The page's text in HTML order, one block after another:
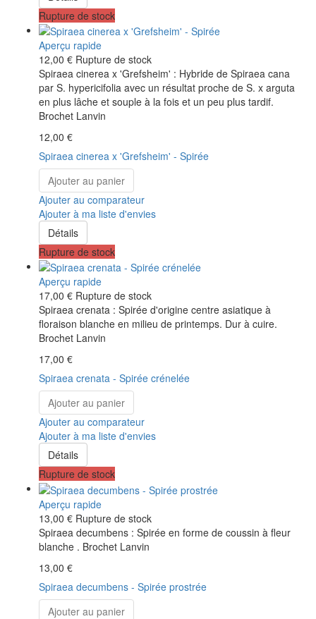
Rupture de stock
Aperçu rapide
12,00 € Rupture de stock
Spiraea cinerea x 'Grefsheim' : Hybride de Spiraea cana
par S. hypericifolia avec un résultat proche de S. x arguta
en plus lâche et souple à la fois et un peu plus tardif.
Brochet Lanvin
12,00 €
Spiraea cinerea x 'Grefsheim' - Spirée
Ajouter au panier
Ajouter au comparateur
Ajouter à ma liste d'envies
Détails
Rupture de stock
Aperçu rapide
17,00 € Rupture de stock
Spiraea crenata : Spirée d'origine centre asiatique à
floraison blanche en milieu de printemps. Dur à cuire.
Brochet Lanvin
17,00 €
Spiraea crenata - Spirée crénelée
Ajouter au panier
Ajouter au comparateur
Ajouter à ma liste d'envies
Détails
Rupture de stock
Aperçu rapide
13,00 € Rupture de stock
Spiraea decumbens : Spirée en forme de coussin à fleur
blanche . Brochet Lanvin
13,00 €
Spiraea decumbens - Spirée prostrée
Ajouter au panier